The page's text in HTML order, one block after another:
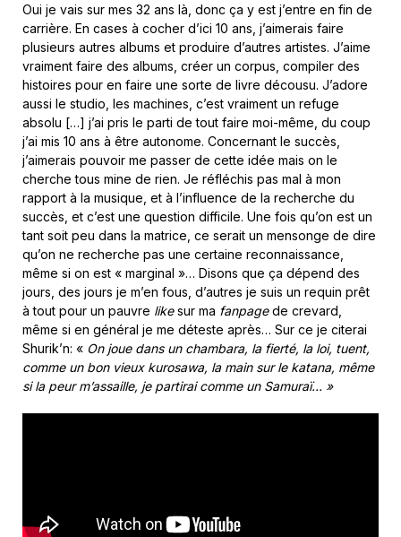
Oui je vais sur mes 32 ans là, donc ça y est j’entre en fin de
carrière. En cases à cocher d’ici 10 ans, j’aimerais faire
plusieurs autres albums et produire d’autres artistes. J’aime
vraiment faire des albums, créer un corpus, compiler des
histoires pour en faire une sorte de livre décousu. J’adore
aussi le studio, les machines, c’est vraiment un refuge
absolu […] j’ai pris le parti de tout faire moi-même, du coup
j’ai mis 10 ans à être autonome. Concernant le succès,
j’aimerais pouvoir me passer de cette idée mais on le
cherche tous mine de rien. Je réfléchis pas mal à mon
rapport à la musique, et à l’influence de la recherche du
succès, et c’est une question difficile. Une fois qu’on est un
tant soit peu dans la matrice, ce serait un mensonge de dire
qu’on ne recherche pas une certaine reconnaissance,
même si on est « marginal »… Disons que ça dépend des
jours, des jours je m’en fous, d’autres je suis un requin prêt
à tout pour un pauvre likesur ma fanpagede crevard,
même si en général je me déteste après… Sur ce je citerai
Shurik’n: « On joue dans un chambara, la fierté, la loi, tuent,
comme un bon vieux kurosawa, la main sur le katana, même
si la peur m’assaille, je partirai comme un Samuraï… »